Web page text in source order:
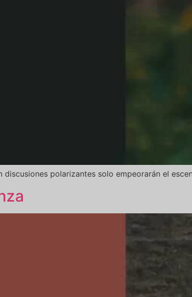
discusiones polarizantes solo empeorarán el